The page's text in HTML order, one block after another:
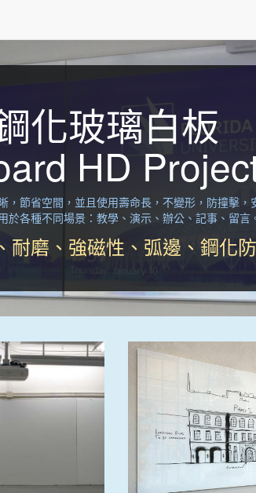
化玻璃白板
HD
節省空間，並且使用壽命長，不變形，防撞擊，
各種不同場景：教學、演示、辦公、記事、留言
耐磨、強磁性、弧邊、鋼化